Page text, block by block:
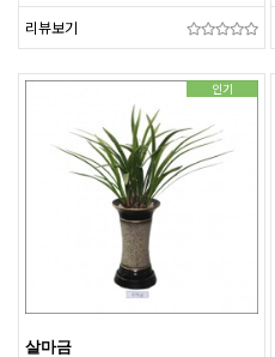
리뷰보기
인기
살마금